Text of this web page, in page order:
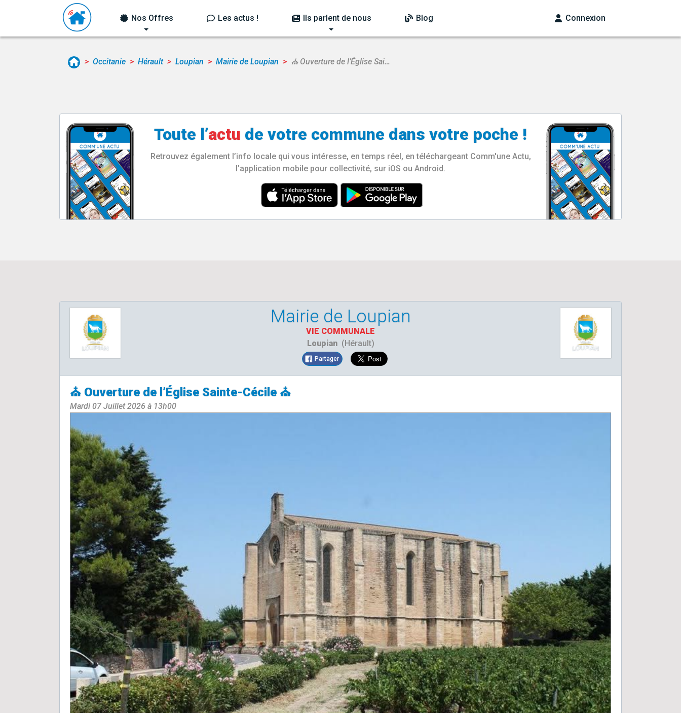
Nos Offres Les actus ! Ils parlent de nous Blog Connexion
Occitanie Hérault Loupian Mairie de Loupian ⛪​ Ouverture de l’Église Sai…
Toute l’actu de votre commune dans votre poche !
Retrouvez également l’info locale qui vous intéresse, en temps réel, en téléchargeant Comm'une Actu,
l’application mobile pour collectivité, sur iOS ou Android.
Mairie de Loupian
VIE COMMUNALE
Loupian(Hérault)
Partager
⛪​ Ouverture de l’Église Sainte-Cécile ⛪​
Mardi 07 Juillet 2026 à 13h00